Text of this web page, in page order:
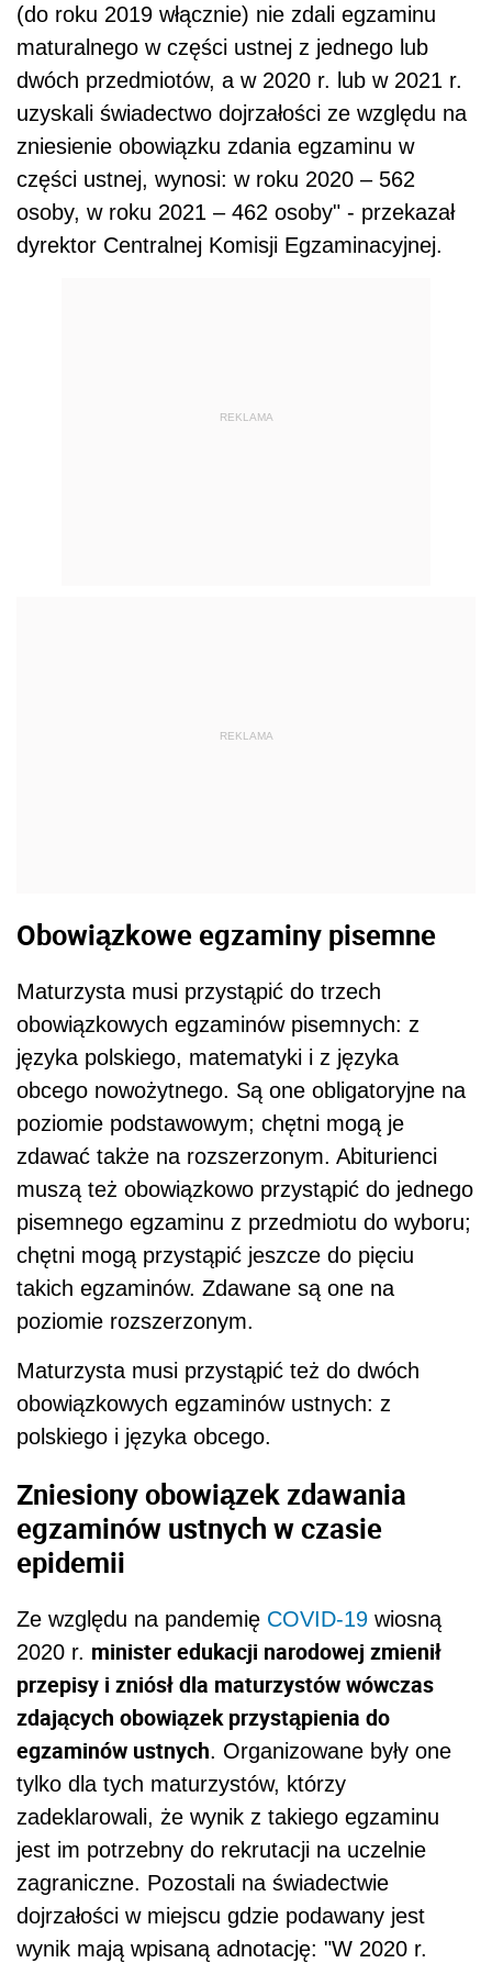
(do roku 2019 włącznie) nie zdali egzaminu
maturalnego w części ustnej z jednego lub
dwóch przedmiotów, a w 2020 r. lub w 2021 r.
uzyskali świadectwo dojrzałości ze względu na
zniesienie obowiązku zdania egzaminu w
części ustnej, wynosi: w roku 2020 – 562
osoby, w roku 2021 – 462 osoby" - przekazał
dyrektor Centralnej Komisji Egzaminacyjnej.
REKLAMA
REKLAMA
Obowiązkowe egzaminy pisemne
Maturzysta musi przystąpić do trzech
obowiązkowych egzaminów pisemnych: z
języka polskiego, matematyki i z języka
obcego nowożytnego. Są one obligatoryjne na
poziomie podstawowym; chętni mogą je
zdawać także na rozszerzonym. Abiturienci
muszą też obowiązkowo przystąpić do jednego
pisemnego egzaminu z przedmiotu do wyboru;
chętni mogą przystąpić jeszcze do pięciu
takich egzaminów. Zdawane są one na
poziomie rozszerzonym.
Maturzysta musi przystąpić też do dwóch
obowiązkowych egzaminów ustnych: z
polskiego i języka obcego.
Zniesiony obowiązek zdawania
egzaminów ustnych w czasie
epidemii
Ze względu na pandemię COVID-19 wiosną
2020 r. minister edukacji narodowej zmienił
przepisy i zniósł dla maturzystów wówczas
zdających obowiązek przystąpienia do
egzaminów ustnych. Organizowane były one
tylko dla tych maturzystów, którzy
zadeklarowali, że wynik z takiego egzaminu
jest im potrzebny do rekrutacji na uczelnie
zagraniczne. Pozostali na świadectwie
dojrzałości w miejscu gdzie podawany jest
wynik mają wpisaną adnotację: "W 2020 r.